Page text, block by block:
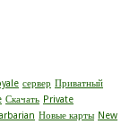
сервер Приватный
Скачать Private
Новые карты New